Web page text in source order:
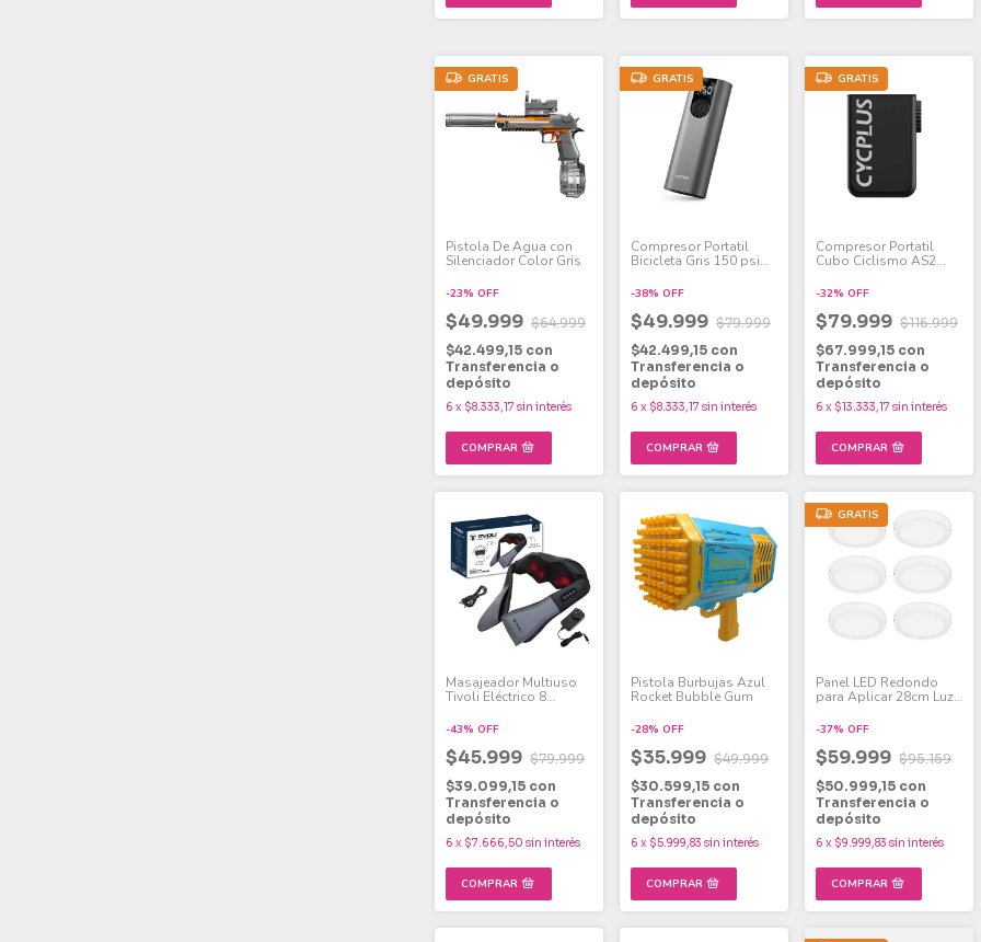
GRATIS
Pistola De Agua con
Silenciador Color Gris
-23% OFF
$49.999 $64.999
$42.499,15 con
Transferencia o
depósito
6 x $8.333,17 sin interés
GRATIS
Compresor Portatil
Bicicleta Gris 150 psi
-38% OFF
$49.999 $79.999
$42.499,15 con
Transferencia o
depósito
6 x $8.333,17 sin interés
GRATIS
Compresor Portatil
Cubo Ciclismo AS2
-32% OFF
$79.999 $116.999
$67.999,15 con
Transferencia o
depósito
6 x $13.333,17 sin interés
Masajeador Multiuso
Tivoli Eléctrico 8
-43% OFF
$45.999 $79.999
$39.099,15 con
Transferencia o
depósito
6 x $7.666,50 sin interés
Pistola Burbujas Azul
Rocket Bubble Gum
-28% OFF
$35.999 $49.999
$30.599,15 con
Transferencia o
depósito
6 x $5.999,83 sin interés
GRATIS
Panel LED Redondo
para Aplicar 28cm Luz
-37% OFF
$59.999 $95.159
$50.999,15 con
Transferencia o
depósito
6 x $9.999,83 sin interés